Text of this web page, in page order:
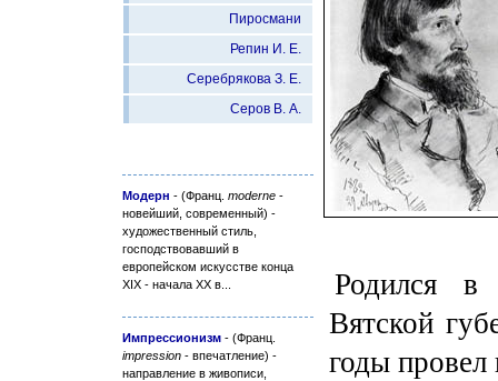
Пиросмани
Репин И. Е.
Серебрякова З. Е.
Серов В. А.
Модерн - (Франц. moderne -
новейший, современный) -
художественный стиль,
господствовавший в
европейском искусстве конца
XIX - начала XX в...
Импрессионизм - (Франц.
impression - впечатление) -
направление в живописи,
Родился в
Вятской
годы провел